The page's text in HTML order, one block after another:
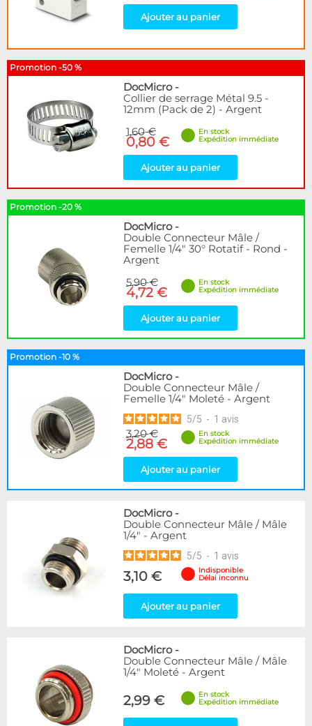
Ajouter au panier
Promotion -50 %
DocMicro-
Collier de serrage Métal 9.5 -
12mm (Pack de 2) - Argent
1,60 €
0,80 €
En stock
Expédition immédiate
Ajouter au panier
Promotion -20 %
DocMicro-
Double Connecteur Mâle /
Femelle 1/4" 30° Rotatif - Rond -
Argent
5,90 €
4,72 €
En stock
Expédition immédiate
Ajouter au panier
Promotion -10 %
DocMicro-
Double Connecteur Mâle /
Femelle 1/4" Moleté - Argent
5/5 - 1 avis
3,20 €
2,88 €
En stock
Expédition immédiate
Ajouter au panier
DocMicro-
Double Connecteur Mâle / Mâle
1/4" - Argent
5/5 - 1 avis
3,10 €
Indisponible
Délai inconnu
Ajouter au panier
DocMicro-
Double Connecteur Mâle / Mâle
1/4" Moleté - Argent
2,99 €
En stock
Expédition immédiate